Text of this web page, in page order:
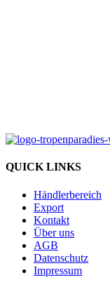
QUICK LINKS
Händlerbereich
Export
Kontakt
Über uns
AGB
Datenschutz
Impressum